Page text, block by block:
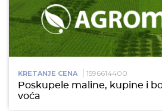
KRETANJE CENA 1596614400
Poskupele maline, kupine i
voća